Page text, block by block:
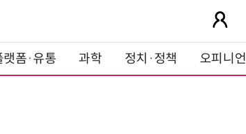
랫폼·유통 과학 정치·정책 오피니언